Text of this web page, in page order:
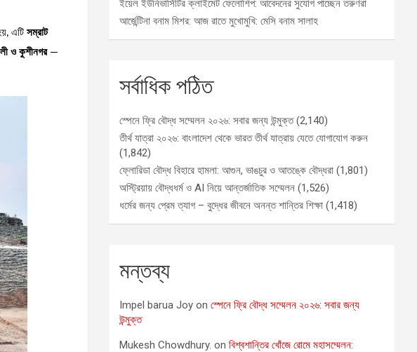
এটি সম্রাট
ও কুশীনগর—
ইয়েল ইউনিভার্সিটির ক্লাইমেট ফেলোশিপ: আবেদনের সুযোগ পাচ্ছেন তরুণরা
আর্জেন্টিনা বনাম মিশর: আজ রাতে মুখোমুখি: মেসি বনাম সালাহ
সর্বাধিক পঠিত
স্পেনে ফ্রি বৌদ্ধ সম্মেলন ২০২৬: সবার জন্য উন্মুক্ত (2,140)
তীর্থ যাত্রা ২০২৬: বাংলাদেশ থেকে ভারত তীর্থ যাত্রায় যেতে যোগাযোগ করুন
(1,842)
ফ্লোরিডা বৌদ্ধ বিহারে হামলা: আগুন, ভাঙচুর ও আতঙ্কে বৌদ্ধরা (1,801)
অস্ট্রিয়ায় বৌদ্ধধর্ম ও AI নিয়ে আন্তর্জাতিক সম্মেলন (1,526)
ধর্মের জন্য প্রেম ত্যাগ – বুদ্ধের জীবনে অনন্ত শান্তির শিক্ষা (1,418)
মন্তব্য
Impel barua Joy onস্পেনে ফ্রি বৌদ্ধ সম্মেলন ২০২৬: সবার জন্য
উন্মুক্ত
Mukesh Chowdhury. onবিশ্বশান্তির খোঁজে রোমে মহাসম্মেলন: